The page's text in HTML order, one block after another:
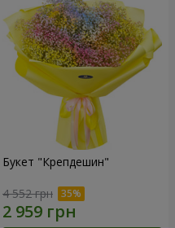
Букет "Крепдешин"
4 552 грн